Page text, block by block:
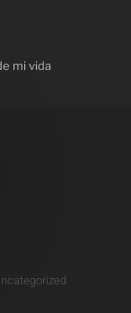
mi vida